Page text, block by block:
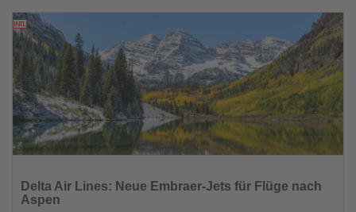
Maschinen der Typen B787-
die
Nachrichten
Delta Air Lines: Neue Embraer-Jets für Flüge nach
Aspen